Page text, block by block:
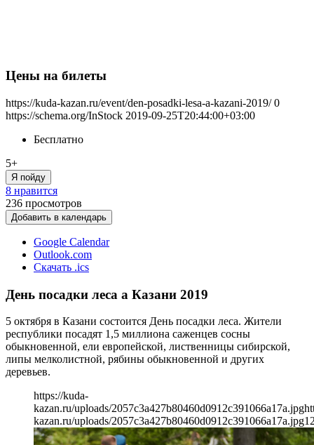
Цены на билеты
https://kuda-kazan.ru/event/den-posadki-lesa-a-kazani-2019/ 0
https://schema.org/InStock 2019-09-25T20:44:00+03:00
Бесплатно
5+
Я пойду
8 нравится
236 просмотров
Добавить в календарь
Google Calendar
Outlook.com
Скачать .ics
День посадки леса а Казани 2019
5 октября в Казани состоится День посадки леса. Жители
республики посадят 1,5 миллиона саженцев сосны
обыкновенной, ели европейской, лиственницы сибирской,
липы мелколистной, рябины обыкновенной и других
деревьев.
https://kuda-
kazan.ru/uploads/2057c3a427b80460d0912c391066a17a.jpg
kazan.ru/uploads/2057c3a427b80460d0912c391066a17a.jpg